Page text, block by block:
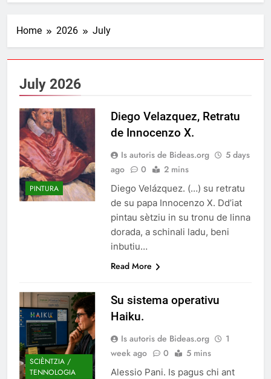
Home 2026 July
July 2026
PINTURA
Diego Velazquez, Retratu
de Innocenzo X.
Is autoris de Bideas.org
5 days
ago
0 2 mins
Diego Velázquez. (…) su retratu
de su papa Innocenzo X. Dd’iat
pintau sètziu in su tronu de linna
dorada, a schinali ladu, beni
inbutiu…
Read More
SCIÈNTZIA /
TENNOLOGIA
Su sistema operativu
Haiku.
Is autoris de Bideas.org
1
week ago
0 5 mins
Alessio Pani. Is pagus chi ant